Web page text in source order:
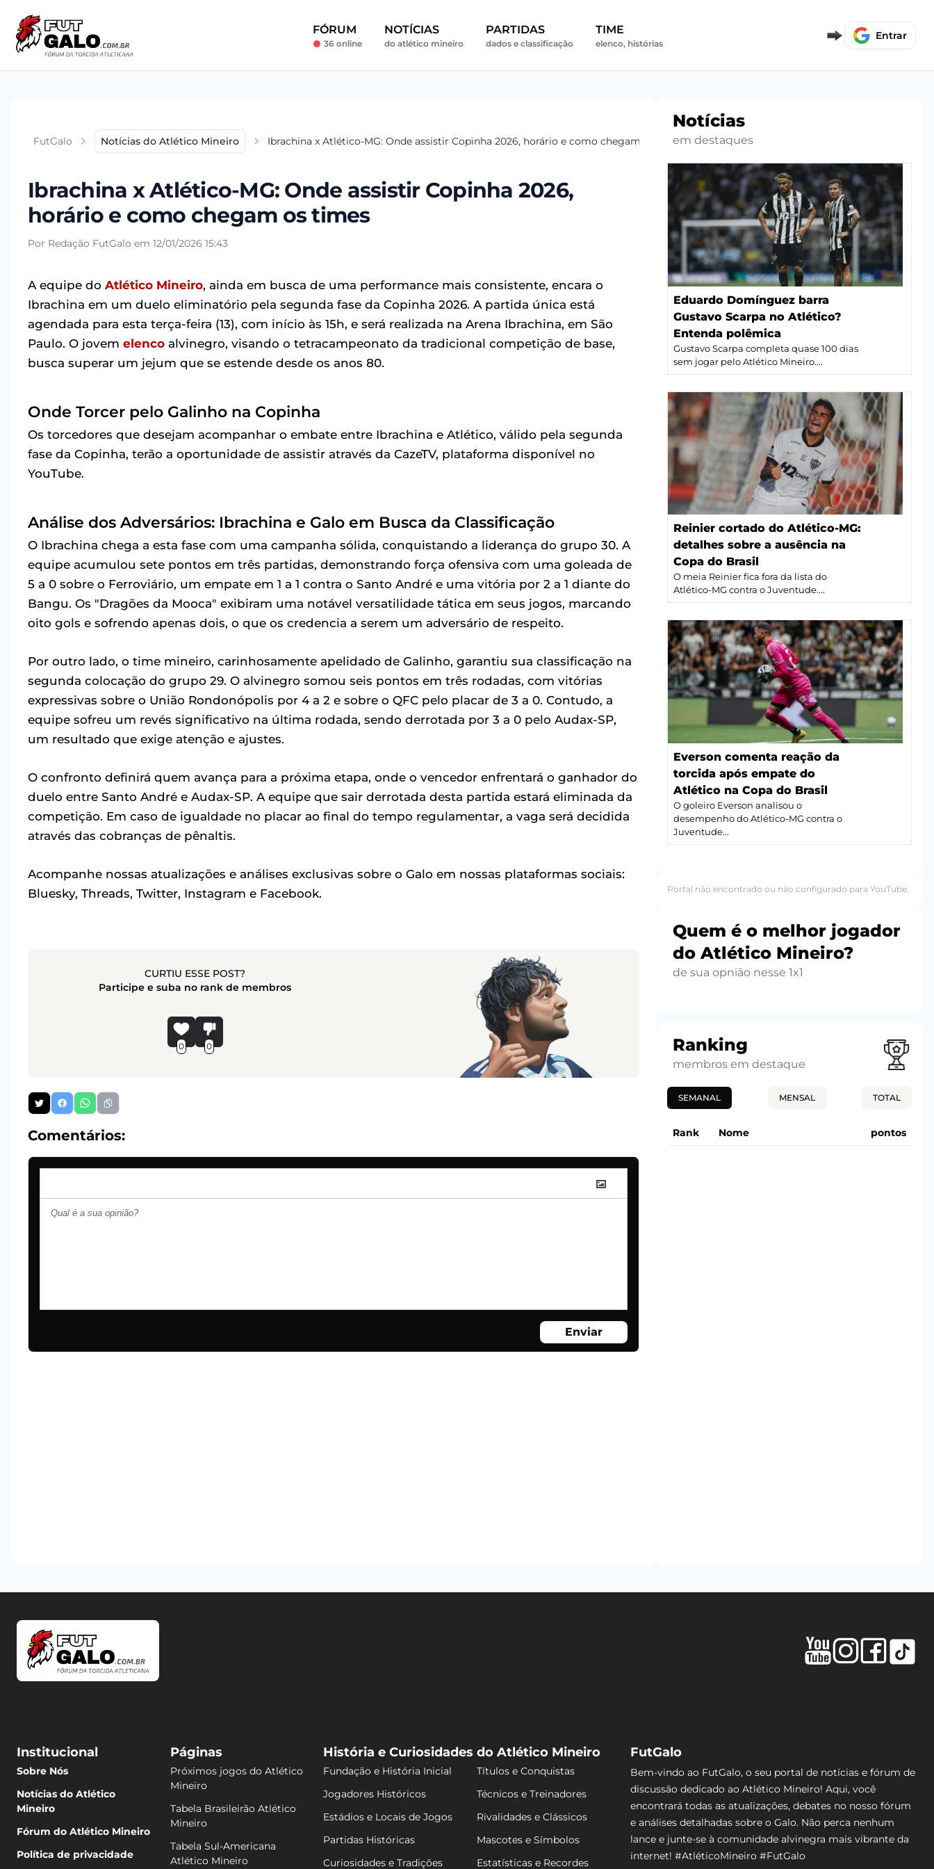
FÓRUM
36 online
NOTÍCIAS
do atlético mineiro
PARTIDAS
dados e classificação
TIME
elenco, histórias
Entrar
FutGalo Notícias do Atlético Mineiro Ibrachina x Atlético-MG: Onde assistir Copinha 2026, horário e como chegam os times
Ibrachina x Atlético-MG: Onde assistir Copinha 2026,
horário e como chegam os times
Por Redação FutGalo em 12/01/2026 15:43
A equipe do Atlético Mineiro, ainda em busca de uma performance mais consistente, encara o
Ibrachina em um duelo eliminatório pela segunda fase da Copinha 2026. A partida única está
agendada para esta terça-feira (13), com início às 15h, e será realizada na Arena Ibrachina, em São
Paulo. O jovem elenco alvinegro, visando o tetracampeonato da tradicional competição de base,
busca superar um jejum que se estende desde os anos 80.
Onde Torcer pelo Galinho na Copinha
Os torcedores que desejam acompanhar o embate entre Ibrachina e Atlético, válido pela segunda
fase da Copinha, terão a oportunidade de assistir através da CazeTV, plataforma disponível no
YouTube.
Análise dos Adversários: Ibrachina e Galo em Busca da Classificação
O Ibrachina chega a esta fase com uma campanha sólida, conquistando a liderança do grupo 30. A
equipe acumulou sete pontos em três partidas, demonstrando força ofensiva com uma goleada de
5 a 0 sobre o Ferroviário, um empate em 1 a 1 contra o Santo André e uma vitória por 2 a 1 diante do
Bangu. Os "Dragões da Mooca" exibiram uma notável versatilidade tática em seus jogos, marcando
oito gols e sofrendo apenas dois, o que os credencia a serem um adversário de respeito.
Por outro lado, o time mineiro, carinhosamente apelidado de Galinho, garantiu sua classificação na
segunda colocação do grupo 29. O alvinegro somou seis pontos em três rodadas, com vitórias
expressivas sobre o União Rondonópolis por 4 a 2 e sobre o QFC pelo placar de 3 a 0. Contudo, a
equipe sofreu um revés significativo na última rodada, sendo derrotada por 3 a 0 pelo Audax-SP,
um resultado que exige atenção e ajustes.
O confronto definirá quem avança para a próxima etapa, onde o vencedor enfrentará o ganhador do
duelo entre Santo André e Audax-SP. A equipe que sair derrotada desta partida estará eliminada da
competição. Em caso de igualdade no placar ao final do tempo regulamentar, a vaga será decidida
através das cobranças de pênaltis.
Acompanhe nossas atualizações e análises exclusivas sobre o Galo em nossas plataformas sociais:
Bluesky, Threads, Twitter, Instagram e Facebook.
CURTIU ESSE POST?
Participe e suba no rank de membros
0 0
Comentários:
Enviar
Notícias
em destaques
Eduardo Domínguez barra
Gustavo Scarpa no Atlético?
Entenda polêmica
Gustavo Scarpa completa quase 100 dias
sem jogar pelo Atlético Mineiro....
Reinier cortado do Atlético-MG:
detalhes sobre a ausência na
Copa do Brasil
O meia Reinier fica fora da lista do
Atlético-MG contra o Juventude....
Everson comenta reação da
torcida após empate do
Atlético na Copa do Brasil
O goleiro Everson analisou o
desempenho do Atlético-MG contra o
Juventude...
Portal não encontrado ou não configurado para YouTube.
Quem é o melhor jogador
do Atlético Mineiro?
de sua opnião nesse 1x1
Ranking
membros em destaque
SEMANAL MENSAL TOTAL
Rank Nome pontos
Institucional
Sobre Nós
Notícias do Atlético
Mineiro
Fórum do Atlético Mineiro
Política de privacidade
Páginas
Próximos jogos do Atlético
Mineiro
Tabela Brasileirão Atlético
Mineiro
Tabela Sul-Americana
Atlético Mineiro
História e Curiosidades do Atlético Mineiro
Fundação e História Inicial
Títulos e Conquistas
Jogadores Históricos
Técnicos e Treinadores
Estádios e Locais de Jogos
Rivalidades e Clássicos
Partidas Históricas
Mascotes e Símbolos
Curiosidades e Tradições
Estatísticas e Recordes
FutGalo
Bem-vindo ao FutGalo, o seu portal de notícias e fórum de
discussão dedicado ao Atlético Mineiro! Aqui, você
encontrará todas as atualizações, debates no nosso fórum
e análises detalhadas sobre o Galo. Não perca nenhum
lance e junte-se à comunidade alvinegra mais vibrante da
internet! #AtléticoMineiro #FutGalo